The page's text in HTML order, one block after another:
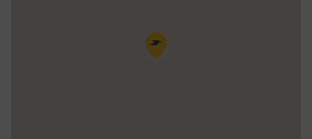
Pin de la carte